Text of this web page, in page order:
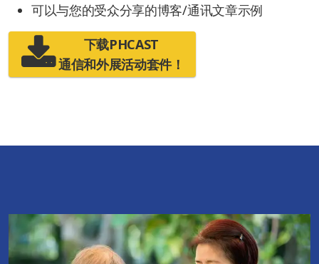
可以与您的受众分享的博客/通讯文章示例
下载PHCAST
通信和外展活动套件！